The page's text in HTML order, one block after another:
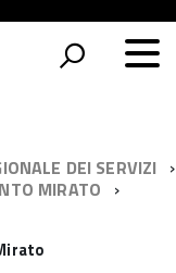
DEI SERVIZI
MIRATO